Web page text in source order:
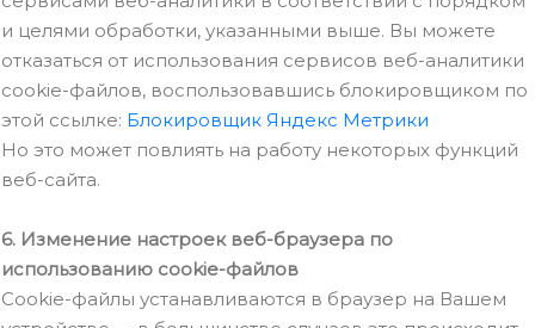
и целями обработки, указанными выше. Вы можете
отказаться от использования сервисов веб-аналитики
cookie-файлов, воспользовавшись блокировщиком по
этой ссылке: Блокировщик Яндекс Метрики
Но это может повлиять на работу некоторых функций
веб-сайта.
6. Изменение настроек веб-браузера по
использованию cookie-файлов
Cookie-файлы устанавливаются в браузер на Вашем